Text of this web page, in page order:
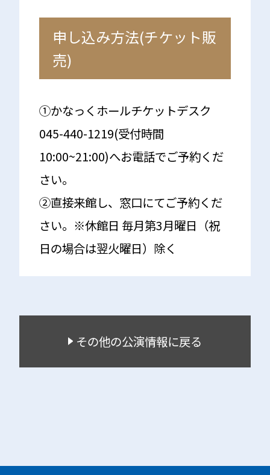
申し込み方法(チケット販
売)
①かなっくホールチケットデスク
045-440-1219(受付時間
10:00~21:00)へお電話でご予約くだ
さい。
②直接来館し、窓口にてご予約くだ
さい。※休館日 毎月第3月曜日（祝
日の場合は翌火曜日）除く
その他の公演情報に戻る